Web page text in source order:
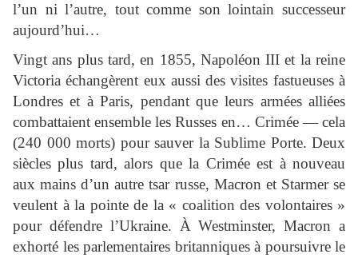
l’un ni l’autre, tout comme son lointain successeur
aujourd’hui…
Vingt ans plus tard, en 1855, Napoléon III et la reine
Victoria échangèrent eux aussi des visites fastueuses à
Londres et à Paris, pendant que leurs armées alliées
combattaient ensemble les Russes en… Crimée — cela
(240 000 morts) pour sauver la Sublime Porte. Deux
siècles plus tard, alors que la Crimée est à nouveau
aux mains d’un autre tsar russe, Macron et Starmer se
veulent à la pointe de la « coalition des volontaires »
pour défendre l’Ukraine. À Westminster, Macron a
exhorté les parlementaires britanniques à poursuivre le